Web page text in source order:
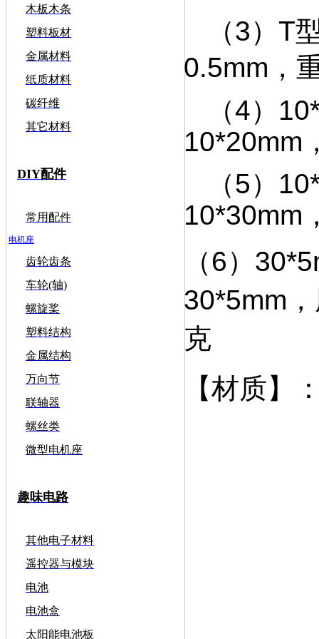
木板木条
塑料板材
金属材料
纸质材料
碳纤维
其它材料
DIY配件
常用配件
电机座
齿轮齿条
车轮(轴)
螺旋桨
塑料结构
金属结构
万向节
联轴器
螺丝类
微型电机座
趣味电路
其他电子材料
遥控器与模块
电池
电池盒
太阳能电池板
（3） T
0.5mm，
（4）
10*20mm
（5）
10*30mm
（6）
30*5mm
克
【材质】